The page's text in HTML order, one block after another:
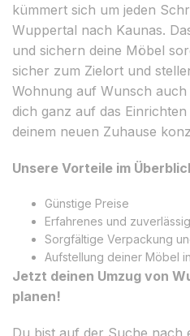
kümmert sich um jeden
Wuppertal nach Kaunas.
und sichern deine Möbel
sicher zum Zielort und
Wohnung auf Wunsch
dich ganz auf das
deinem neuen Zuhause
Unsere Vorteile im
Günstige Preise
Erfahrenes und
Sorgfältige Verpackung
Aufstellung deiner Möbel
Jetzt deinen Umzug von
planen!
Du bist auf der Suche nach